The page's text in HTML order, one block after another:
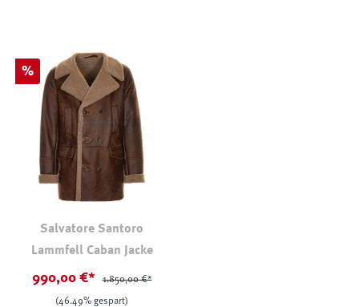
Rabatt
%
Salvatore Santoro
Lammfell Caban Jacke
990,00 €* 1.850,00 €*
(46.49% gespart)